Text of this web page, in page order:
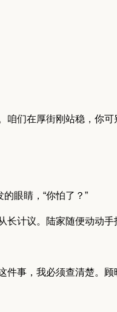
咱们在厚街刚站稳，你可
眼睛，“你怕了？”
长计议。陆家随便动动
件事，我必须查清楚。